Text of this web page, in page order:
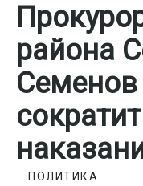
района
Семенов
ПОЛИТИКА